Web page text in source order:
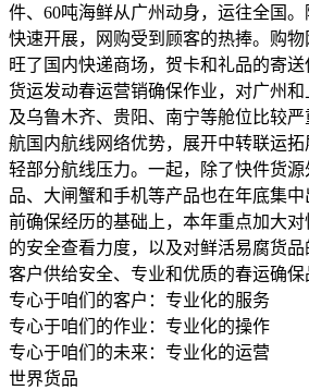
件、60吨海鲜从广州动身，运往全国
快速开展，网购受到顾客的热捧。购
旺了国内快递商场，贺卡和礼品的寄
货运发动春运营销确保作业，对广州
及乌鲁木齐、贵阳、南宁等舱位比较
航国内航线网络优势，展开中转联运
轻部分航线压力。一起，除了快件货
品、大闸蟹和手机等产品也在年底集
前确保经历的基础上，本年重点加大
的安全查看力度，以及对鲜活易腐货
客户供给安全、专业和优质的春运确保
专心于咱们的客户：专业化的服务
专心于咱们的作业：专业化的操作
专心于咱们的未来：专业化的运营
世界货品